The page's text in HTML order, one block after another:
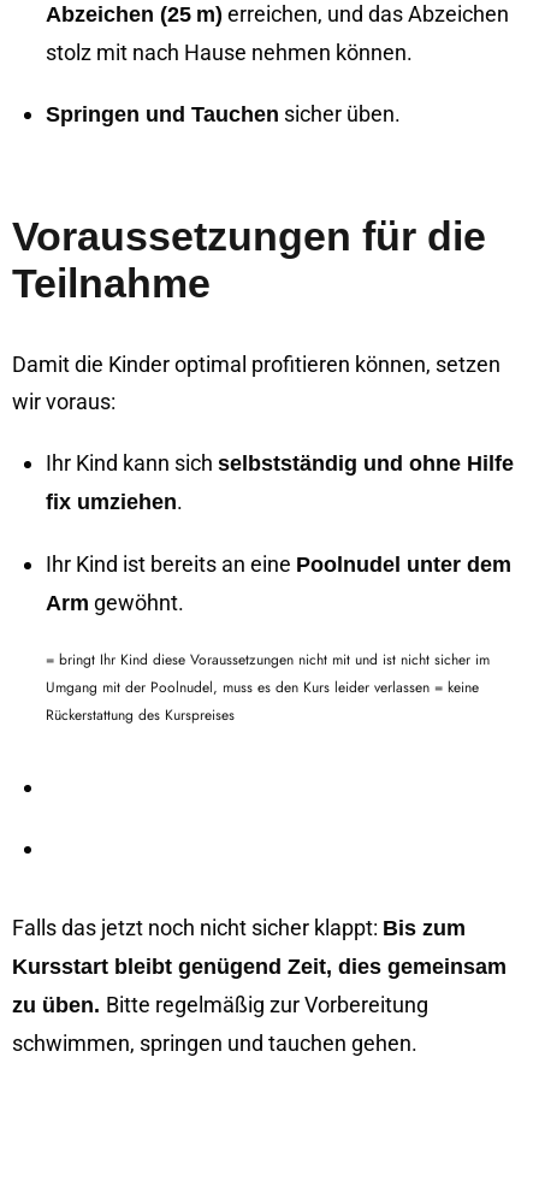
Abzeichen (25 m) erreichen, und das Abzeichen
stolz mit nach Hause nehmen können.
Springen und Tauchen sicher üben.
Voraussetzungen für die
Teilnahme
Damit die Kinder optimal profitieren können, setzen
wir voraus:
Ihr Kind kann sich selbstständig und ohne Hilfe
fix umziehen.
Ihr Kind ist bereits an eine Poolnudel unter dem
Arm gewöhnt.
= bringt Ihr Kind diese Voraussetzungen nicht mit und ist nicht sicher im
Umgang mit der Poolnudel, muss es den Kurs leider verlassen = keine
Rückerstattung des Kurspreises
Falls das jetzt noch nicht sicher klappt: Bis zum
Kursstart bleibt genügend Zeit, dies gemeinsam
zu üben. Bitte regelmäßig zur Vorbereitung
schwimmen, springen und tauchen gehen.